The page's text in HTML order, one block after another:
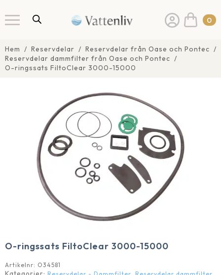
0
Hem Reservdelar
Reservdelar från Oase och Pontec
Reservdelar dammfilter från Oase och Pontec
O-ringssats FiltoClear 3000-15000
O-ringssats FiltoClear 3000-15000
Artikelnr: O34581